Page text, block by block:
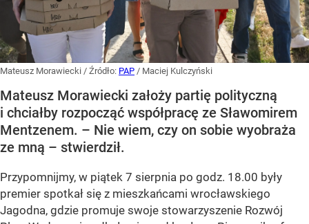
Mateusz Morawiecki / Źródło: PAP / Maciej Kulczyński
Mateusz Morawiecki założy partię polityczną
i chciałby rozpocząć współpracę ze Sławomirem
Mentzenem. – Nie wiem, czy on sobie wyobraża
ze mną – stwierdził.
Przypomnijmy, w piątek 7 sierpnia po godz. 18.00 były
premier spotkał się z mieszkańcami wrocławskiego
Jagodna, gdzie promuje swoje stowarzyszenie Rozwój